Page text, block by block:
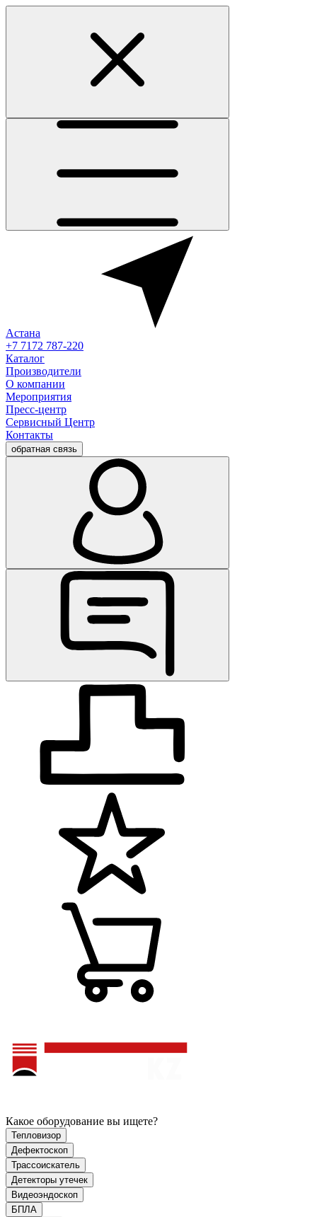
Астана
+7 7172 787-220
Каталог
Производители
О компании
Мероприятия
Пресс-центр
Сервисный Центр
Контакты
обратная связь
Какое оборудование вы ищете?
Тепловизор
Дефектоскоп
Трассоискатель
Детекторы утечек
Видеоэндоскоп
БПЛА